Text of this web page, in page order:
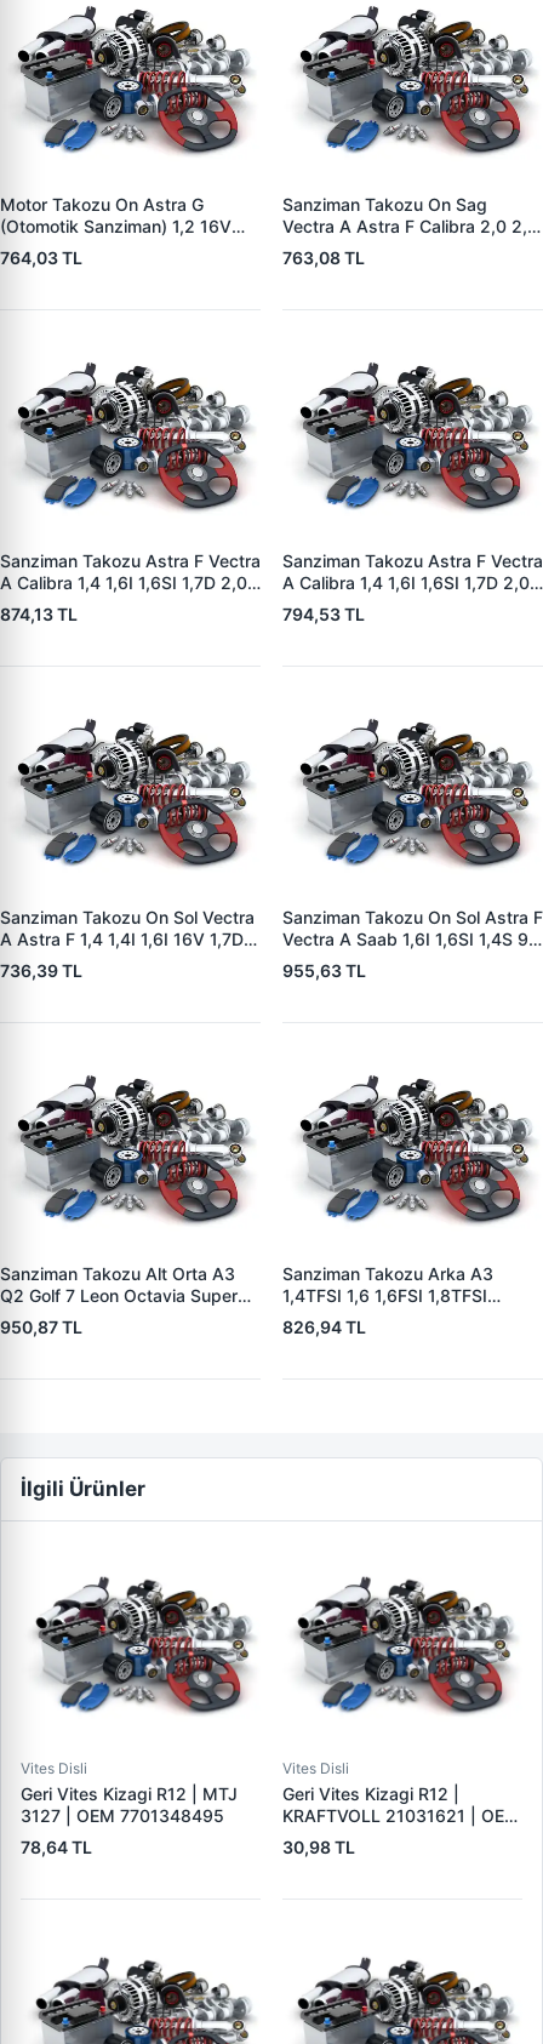
Motor Takozu On Astra G
(Otomotik Sanziman) 1,2 16V
1,7DTI 1,7CDTI 1,6 | YTT Y1209
| OEM 684692
764,03 TL
Sanziman Takozu On Sag
Vectra A Astra F Calibra 2,0 2,0
16V 1,8S 2,0 4×4 91 98 | YTT
Y1220 | OEM 684291
763,08 TL
Sanziman Takozu Astra F Vectra
A Calibra 1,4 1,6I 1,6SI 1,7D 2,0I
16V 1,8I 2,0I Cat 91 98 | YTT
Y1228 | OEM 684283
874,13 TL
Sanziman Takozu Astra F Vectra
A Calibra 1,4 1,6I 1,6SI 1,7D 2,0I
16V 1,8I 2,0I Cat 91 98 | YTT
Y1207 | OEM 684667
794,53 TL
Sanziman Takozu On Sol Vectra
A Astra F 1,4 1,4I 1,6I 16V 1,7D
1,6I Cat 92 98 | YTT Y1205 |
OEM 684289
736,39 TL
Sanziman Takozu On Sol Astra F
Vectra A Saab 1,6I 1,6SI 1,4S 92
98 | YTT Y1235 | OEM 684285
955,63 TL
Sanziman Takozu Alt Orta A3
Q2 Golf 7 Leon Octavia Superb
Karoq 1.2 1.4TSI Cjza Cyvb
Cmba Czca | YTT Y11164 |
5Q0199855R 5Q0199855M
950,87 TL
Sanziman Takozu Arka A3
1,4TFSI 1,6 1,6FSI 1,8TFSI
2,0FSI 1,9TDI Caxc Bse Bag Blf
Blp Blr Bly 03> | YTT Y11123 |
1K0199855AE 1K0199855BJ
826,94 TL
İlgili Ürünler
Vites Disli
Geri Vites Kizagi R12 | MTJ
3127 | OEM 7701348495
78,64 TL
Vites Disli
Geri Vites Kizagi R12 |
KRAFTVOLL 21031621 | OEM
7701348495
30,98 TL